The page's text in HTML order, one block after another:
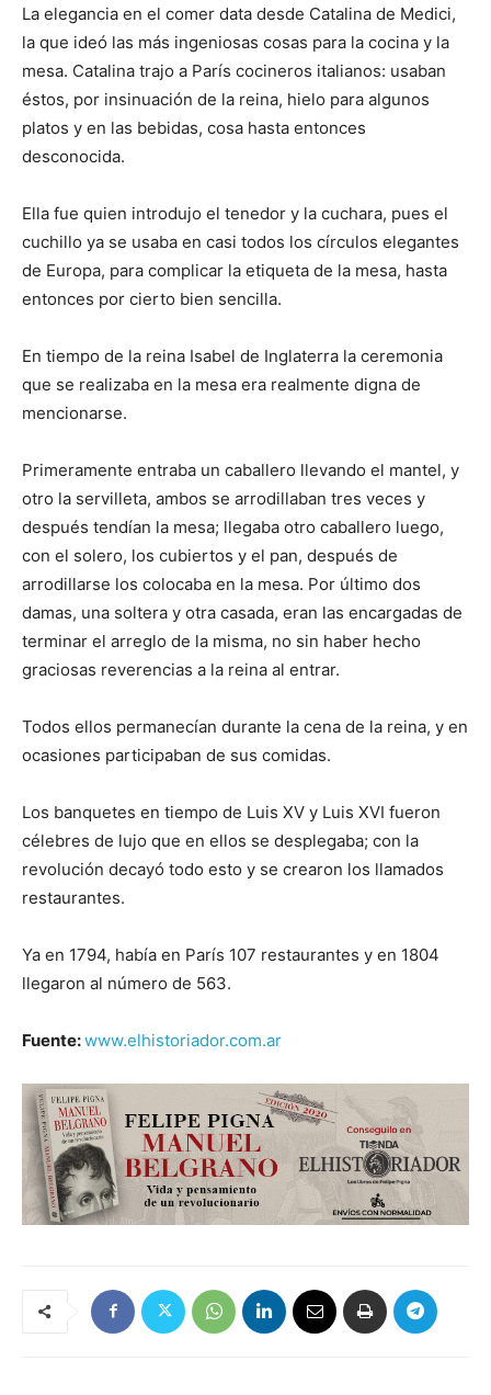
La elegancia en el comer data desde Catalina de Medici,
la que ideó las más ingeniosas cosas para la cocina y la
mesa. Catalina trajo a París cocineros italianos: usaban
éstos, por insinuación de la reina, hielo para algunos
platos y en las bebidas, cosa hasta entonces
desconocida.
Ella fue quien introdujo el tenedor y la cuchara, pues el
cuchillo ya se usaba en casi todos los círculos elegantes
de Europa, para complicar la etiqueta de la mesa, hasta
entonces por cierto bien sencilla.
En tiempo de la reina Isabel de Inglaterra la ceremonia
que se realizaba en la mesa era realmente digna de
mencionarse.
Primeramente entraba un caballero llevando el mantel, y
otro la servilleta, ambos se arrodillaban tres veces y
después tendían la mesa; llegaba otro caballero luego,
con el solero, los cubiertos y el pan, después de
arrodillarse los colocaba en la mesa. Por último dos
damas, una soltera y otra casada, eran las encargadas de
terminar el arreglo de la misma, no sin haber hecho
graciosas reverencias a la reina al entrar.
Todos ellos permanecían durante la cena de la reina, y en
ocasiones participaban de sus comidas.
Los banquetes en tiempo de Luis XV y Luis XVI fueron
célebres de lujo que en ellos se desplegaba; con la
revolución decayó todo esto y se crearon los llamados
restaurantes.
Ya en 1794, había en París 107 restaurantes y en 1804
llegaron al número de 563.
Fuente:www.elhistoriador.com.ar